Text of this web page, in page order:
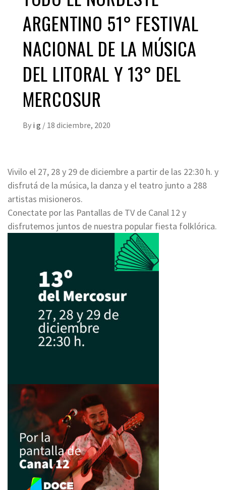
ARGENTINO 51° FESTIVAL
NACIONAL DE LA MÚSICA
DEL LITORAL Y 13° DEL
MERCOSUR
By i g / 18 diciembre, 2020
Vivilo el 27, 28 y 29 de diciembre a partir de las 22:30 h. y
disfrutá de la música, la danza y el teatro junto a 288
artistas misioneros.
Conectate por las Pantallas de TV de Canal 12 y
disfrutemos juntos de nuestra popular fiesta folklórica.